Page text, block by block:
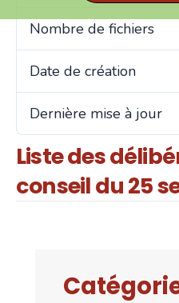
Nombre de fichiers
Date de création
Dernière mise à jour
Liste des
conseil du 25